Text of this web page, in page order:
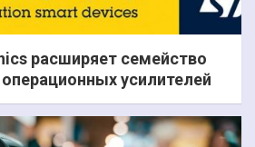
расширяет семейство
усилителей